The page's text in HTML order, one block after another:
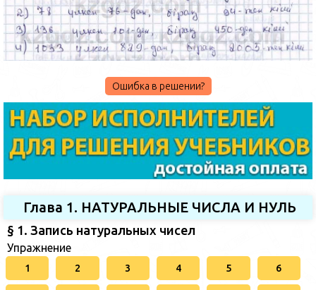
Ошибка в решении?
Глава 1. НАТУРАЛЬНЫЕ ЧИСЛА И НУЛЬ
§ 1. Запись натуральных чисел
Упражнение
1 2 3 4 5 6